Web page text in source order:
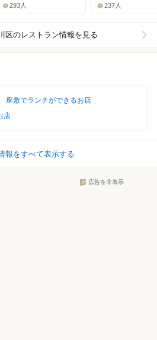
293人 237人
区のレストラン情報を見る
座敷でランチができるお店
店
報をすべて表示する
広告を非表示